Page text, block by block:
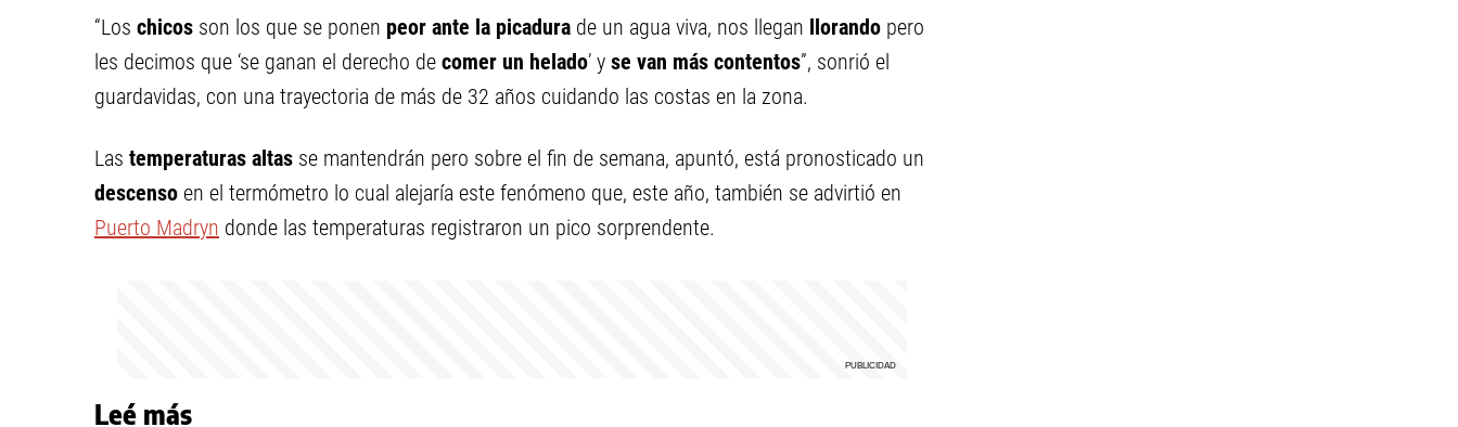
“Los chicos son los que se ponen peor ante la picadura de un agua viva, nos llegan llorando pero
les decimos que ‘se ganan el derecho de comer un helado’ y se van más contentos”, sonrió el
guardavidas, con una trayectoria de más de 32 años cuidando las costas en la zona.
Las temperaturas altas se mantendrán pero sobre el fin de semana, apuntó, está pronosticado un
descenso en el termómetro lo cual alejaría este fenómeno que, este año, también se advirtió en
Puerto Madryn donde las temperaturas registraron un pico sorprendente.
Leé más